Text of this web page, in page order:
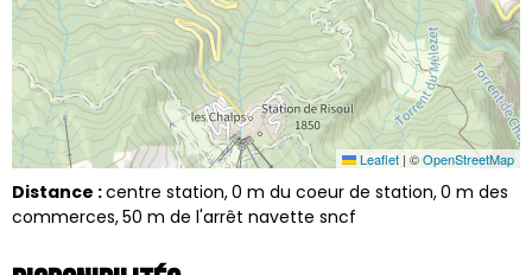
Leaflet | ©OpenStreetMap
Distance :centre station 0 m du coeur de station 0 m des
commerces 50 m de l'arrêt navette sncf